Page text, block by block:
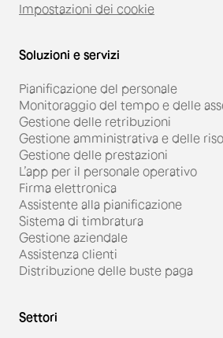
Impostazioni dei cookie
Soluzioni e servizi
Pianificazione del personale
Monitoraggio del tempo e delle
Gestione delle retribuzioni
Gestione amministrativa e delle
Gestione delle prestazioni
L’app per il personale operativo
Firma elettronica
Assistente alla pianificazione
Sistema di timbratura
Gestione aziendale
Assistenza clienti
Distribuzione delle buste paga
Settori